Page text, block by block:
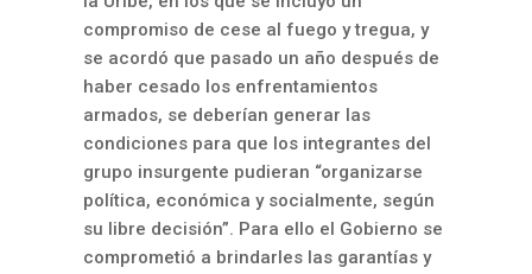
compromiso de cese al fuego y tregua, y
se acordó que pasado un año después de
haber cesado los enfrentamientos
armados, se deberían generar las
condiciones para que los integrantes del
grupo insurgente pudieran “organizarse
política, económica y socialmente, según
su libre decisión”. Para ello el Gobierno se
comprometió a brindarles las garantías y